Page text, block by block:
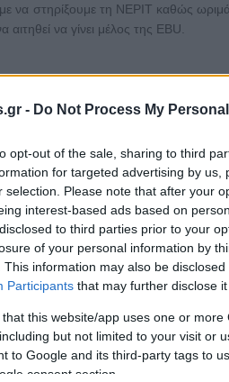
- Do Not Process My
opt-out of the sale, sharing to third
for targeted advertising by
selection. Please note that after your
interest-based ads based on
to third parties prior to your
of your personal information by
This information may also be
Participants that may further disclose
that this website/app uses one or
but not limited to your visit or
to Google and its third-party tags to
consent section.
να στηρίξουμε τη ΝΕΡΙΤ καθώς
να γίνει μέλος της EBU.
της δημόσιας